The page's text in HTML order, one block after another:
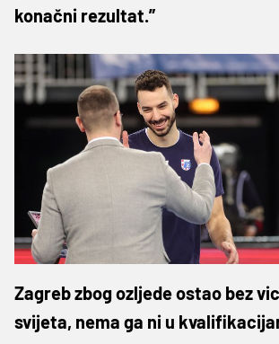
konačni rezultat.”
Zagreb zbog ozljede ostao bez
svijeta, nema ga ni u